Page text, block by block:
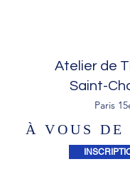
Atelier de
Saint-
Paris
À VOUS DE